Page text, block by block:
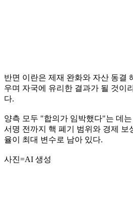
반면 이란은 제재 완화와 자산 동결
우며 자국에 유리한 결과가 될 것이
다.
양측 모두 "합의가 임박했다"는 데
서명 전까지 핵 폐기 범위와 경제 보
율이 최대 변수로 남아 있다.
사진=AI 생성